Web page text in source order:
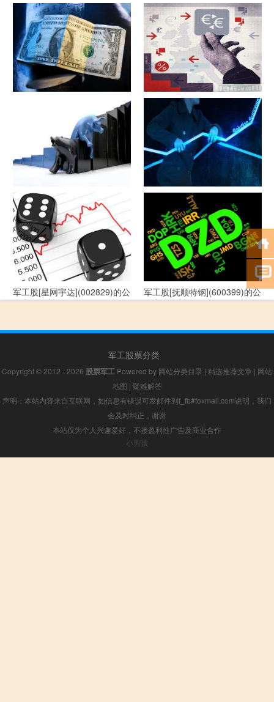
军工股[昊华科技](600378)的公
司详细资料
江苏省[广大特材](688186)的公
司详细资料
军工股[隆盛科技](300680)的公
军工股[钢研高纳](300034)的公
司详细资料
军工股[--](002335)的公司详细
资料
军工股[华自科技](300490)的公
司详细资料
军工股[星网宇达](002829)的公
司详细资料
军工股[抚顺特钢](600399)的公
司详细资料
军工股票分类
Copyright © 2012 - 2026 股票军工 Powered by 网站分类目录 | 精选推荐文章 | 网站
地图 | 疑难解答
声明：本站内容来自互联网，如信息有错误可发邮件到f_fb#foxmail.com说明，我们
会及时纠正，谢谢
本站仅为个人兴趣爱好，不接盈利性广告及商业合作
小男孩